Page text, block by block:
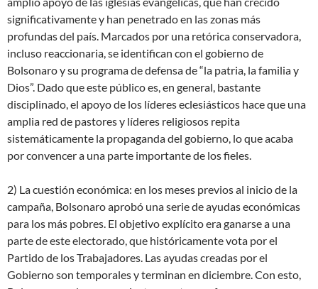
significativamente y han penetrado en las zonas más
profundas del país. Marcados por una retórica conservadora,
incluso reaccionaria, se identifican con el gobierno de
Bolsonaro y su programa de defensa de “la patria, la familia y
Dios”. Dado que este público es, en general, bastante
disciplinado, el apoyo de los líderes eclesiásticos hace que una
amplia red de pastores y líderes religiosos repita
sistemáticamente la propaganda del gobierno, lo que acaba
por convencer a una parte importante de los fieles.
2) La cuestión económica: en los meses previos al inicio de la
campaña, Bolsonaro aprobó una serie de ayudas económicas
para los más pobres. El objetivo explícito era ganarse a una
parte de este electorado, que históricamente vota por el
Partido de los Trabajadores. Las ayudas creadas por el
Gobierno son temporales y terminan en diciembre. Con esto,